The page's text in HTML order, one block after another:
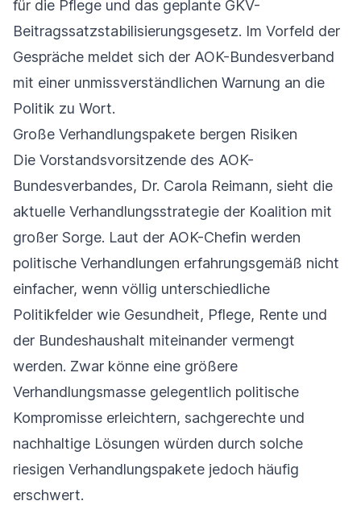
für die Pflege und das geplante GKV-
Beitragssatzstabilisierungsgesetz. Im Vorfeld der
Gespräche meldet sich der AOK-Bundesverband
mit einer unmissverständlichen Warnung an die
Politik zu Wort.
Große Verhandlungspakete bergen Risiken
Die Vorstandsvorsitzende des AOK-
Bundesverbandes, Dr. Carola Reimann, sieht die
aktuelle Verhandlungsstrategie der Koalition mit
großer Sorge. Laut der AOK-Chefin werden
politische Verhandlungen erfahrungsgemäß nicht
einfacher, wenn völlig unterschiedliche
Politikfelder wie Gesundheit, Pflege, Rente und
der Bundeshaushalt miteinander vermengt
werden. Zwar könne eine größere
Verhandlungsmasse gelegentlich politische
Kompromisse erleichtern, sachgerechte und
nachhaltige Lösungen würden durch solche
riesigen Verhandlungspakete jedoch häufig
erschwert.